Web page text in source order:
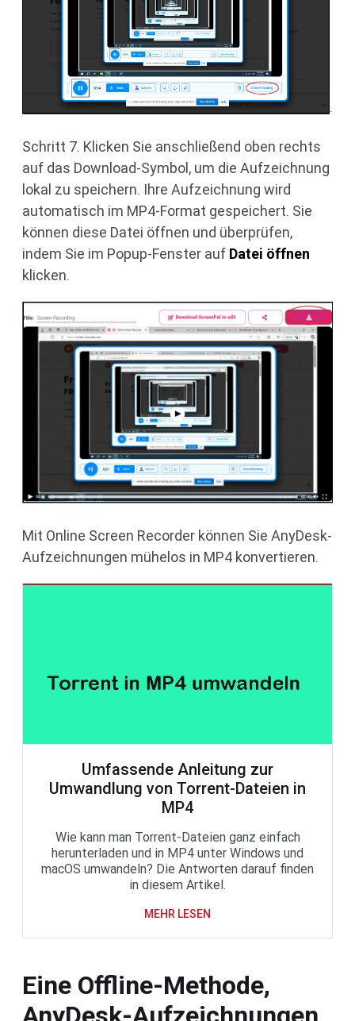
Schritt 7. Klicken Sie anschließend oben rechts
auf das Download-Symbol, um die Aufzeichnung
lokal zu speichern. Ihre Aufzeichnung wird
automatisch im MP4-Format gespeichert. Sie
können diese Datei öffnen und überprüfen,
indem Sie im Popup-Fenster auf Datei öffnen
klicken.
Mit Online Screen Recorder können Sie AnyDesk-
Aufzeichnungen mühelos in MP4 konvertieren.
Umfassende Anleitung zur
Umwandlung von Torrent-Dateien in
MP4
Wie kann man Torrent-Dateien ganz einfach
herunterladen und in MP4 unter Windows und
macOS umwandeln? Die Antworten darauf finden
in diesem Artikel.
MEHR LESEN
Eine Offline-Methode,